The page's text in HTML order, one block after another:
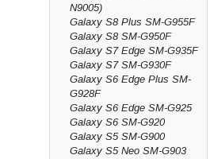
N9005)
Galaxy S8 Plus SM-G955F
Galaxy S8 SM-G950F
Galaxy S7 Edge SM-G935F
Galaxy S7 SM-G930F
Galaxy S6 Edge Plus SM-
G928F
Galaxy S6 Edge SM-G925
Galaxy S6 SM-G920
Galaxy S5 SM-G900
Galaxy S5 Neo SM-G903